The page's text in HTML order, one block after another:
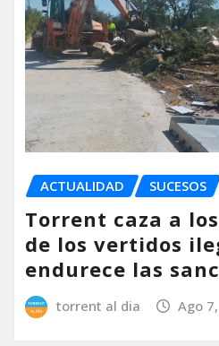
ACTUALIDAD SUCESOS
Torrent caza a
de los vertidos
endurece las
torrent al dia Ago